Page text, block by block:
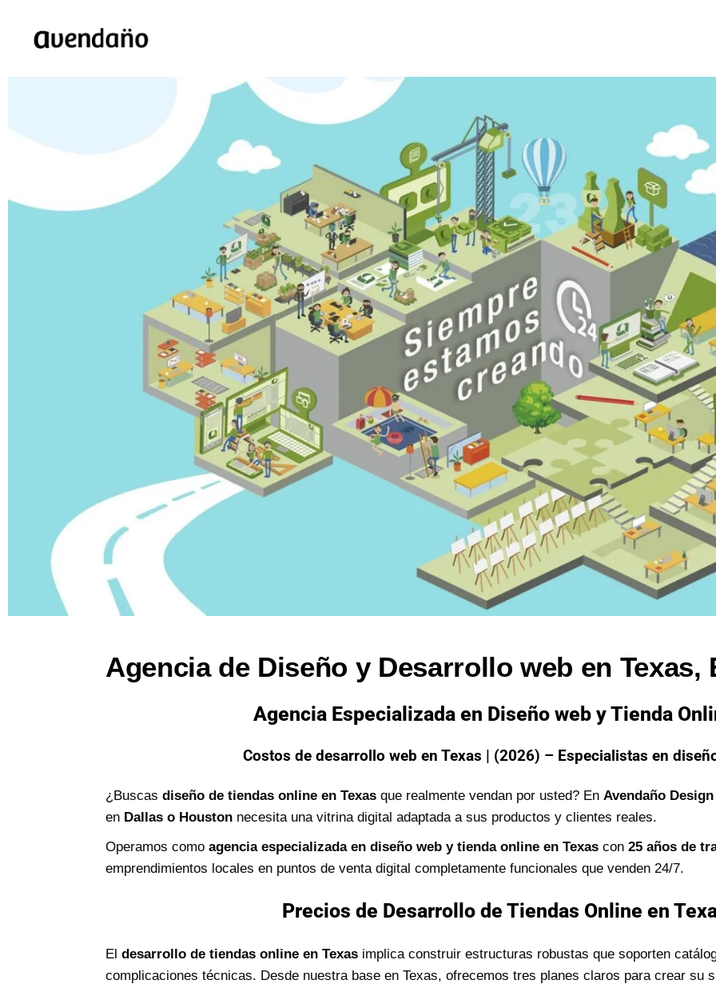
Agencia de Diseño y Desarrollo web en Texas,
Agencia Especializada en Diseño web y Tienda
Costos de desarrollo web en Texas | (2026) – Especialistas en
¿Buscas diseño de tiendas online en Texas que realmente vendan por usted? En Avendaño
en Dallas o Houston necesita una vitrina digital adaptada a sus productos y clientes reales.
Operamos como agencia especializada en diseño web y tienda online en Texas con 25 años de
emprendimientos locales en puntos de venta digital completamente funcionales que venden 24/7.
Precios de Desarrollo de Tiendas Online en
El desarrollo de tiendas online en Texas implica construir estructuras robustas que soporten
complicaciones técnicas. Desde nuestra base en Texas, ofrecemos tres planes claros para crear su